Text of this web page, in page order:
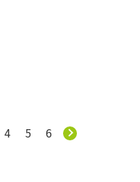
4 5 6